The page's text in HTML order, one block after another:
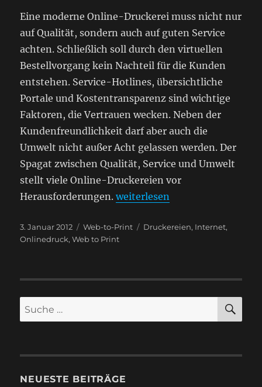
Eine moderne Online-Druckerei muss nicht nur
auf Qualität, sondern auch auf guten Service
achten. Schließlich soll durch den virtuellen
Bestellvorgang kein Nachteil für die Kunden
entstehen. Service-Hotlines, übersichtliche
Portale und Kostentransparenz sind wichtige
Faktoren, die Vertrauen wecken. Neben der
Kundenfreundlichkeit darf aber auch die
Umwelt nicht außer Acht gelassen werden. Der
Spagat zwischen Qualität, Service und Umwelt
stellt viele Online-Druckereien vor
Herausforderungen.„Alles im Blick: Qualität,
weiterlesen
Veröffentlicht
am
3. Januar 2012 Kategorien
Web-to-Print Schlagwörter
Druckereien, Internet,
Onlinedruck,Web to Print
Suche
nach:
NEUESTE BEITRÄGE